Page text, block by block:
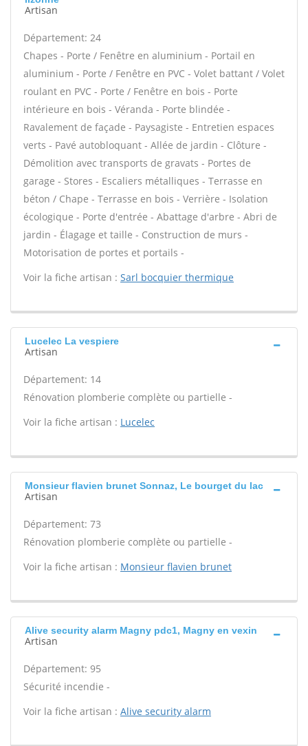
Artisan
Département: 24
Chapes - Porte / Fenêtre en aluminium - Portail en
aluminium - Porte / Fenêtre en PVC - Volet battant / Volet
roulant en PVC - Porte / Fenêtre en bois - Porte
intérieure en bois - Véranda - Porte blindée -
Ravalement de façade - Paysagiste - Entretien espaces
verts - Pavé autobloquant - Allée de jardin - Clôture -
Démolition avec transports de gravats - Portes de
garage - Stores - Escaliers métalliques - Terrasse en
béton / Chape - Terrasse en bois - Verrière - Isolation
écologique - Porte d'entrée - Abattage d'arbre - Abri de
jardin - Élagage et taille - Construction de murs -
Motorisation de portes et portails -
Voir la fiche artisan : Sarl bocquier thermique
Lucelec La vespiere
Artisan
Département: 14
Rénovation plomberie complète ou partielle -
Voir la fiche artisan : Lucelec
Monsieur flavien brunet Sonnaz, Le bourget du lac
Artisan
Département: 73
Rénovation plomberie complète ou partielle -
Voir la fiche artisan : Monsieur flavien brunet
Alive security alarm Magny pdc1, Magny en vexin
Artisan
Département: 95
Sécurité incendie -
Voir la fiche artisan : Alive security alarm